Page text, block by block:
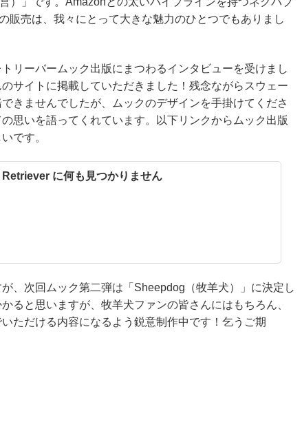
販売は、我々にとって大きな魅力のひとつでもありまし
リーバームック出版にまつわるインタビューを受けまし
サイトに掲載していただきました！残念ながらスウェー
きませんでしたが、ムックのデザインを手掛けてくださ
思いを語ってくれています。以下リンクからムック出版
です。
に何も見つかりません
、次回ムック第二弾は「Sheepdog（牧羊犬）」に決定し
ると思いますが、牧羊犬ファンの皆さんにはもちろん、
ただける内容になるよう鋭意制作中です！乞うご期